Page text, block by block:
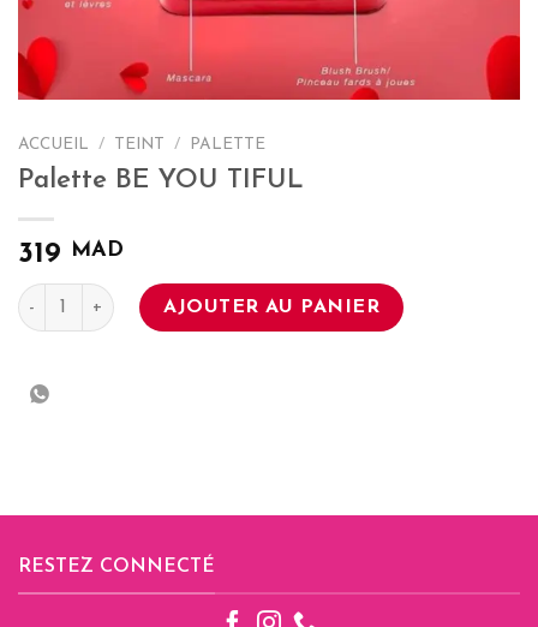
ACCUEIL / TEINT / PALETTE
Palette BE YOU TIFUL
319 MAD
quantité de Palette BE YOU TIFUL
AJOUTER AU PANIER
RESTEZ CONNECTÉ